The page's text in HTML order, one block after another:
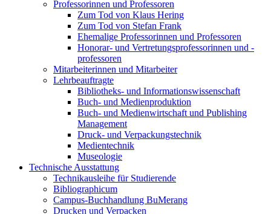
Professorinnen und Professoren
Zum Tod von Klaus Hering
Zum Tod von Stefan Frank
Ehemalige Professorinnen und Professoren
Honorar- und Vertretungsprofessorinnen und -
professoren
Mitarbeiterinnen und Mitarbeiter
Lehrbeauftragte
Bibliotheks- und Informationswissenschaft
Buch- und Medienproduktion
Buch- und Medienwirtschaft und Publishing
Management
Druck- und Verpackungstechnik
Medientechnik
Museologie
Technische Ausstattung
Technikausleihe für Studierende
Bibliographicum
Campus-Buchhandlung BuMerang
Drucken und Verpacken